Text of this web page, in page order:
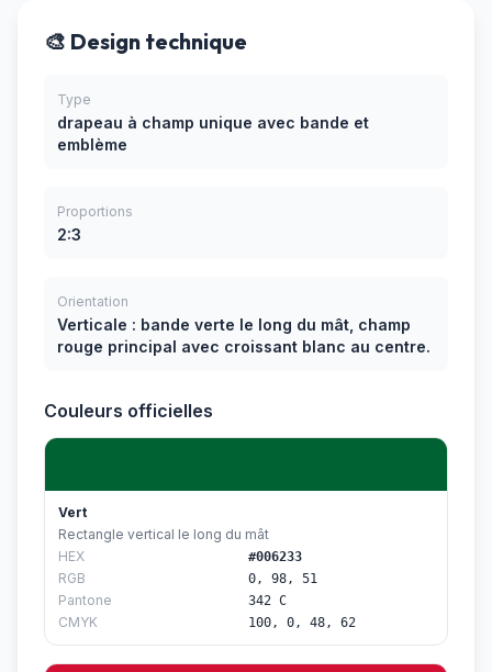
🎨 Design technique
Type
drapeau à champ unique avec bande et
emblème
Proportions
2:3
Orientation
Verticale : bande verte le long du mât, champ
rouge principal avec croissant blanc au centre.
Couleurs officielles
Vert
Rectangle vertical le long du mât
HEX
#006233
RGB 0, 98, 51
Pantone 342 C
CMYK 100, 0, 48, 62